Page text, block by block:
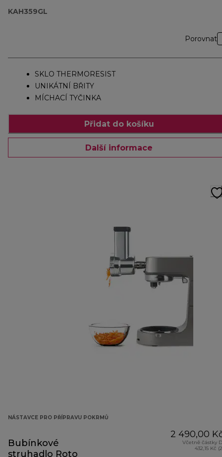
KAH359GL
Porovnat
SKLO THERMORESIST
UNIKÁTNÍ BŘITY
MÍCHACÍ TYČINKA
Přidat do košíku
Další informace
NÁSTAVCE PRO PŘÍPRAVU POKRMŮ
Bubínkové
struhadlo Roto
2 490,00
Včetně částky
432,15 Kč